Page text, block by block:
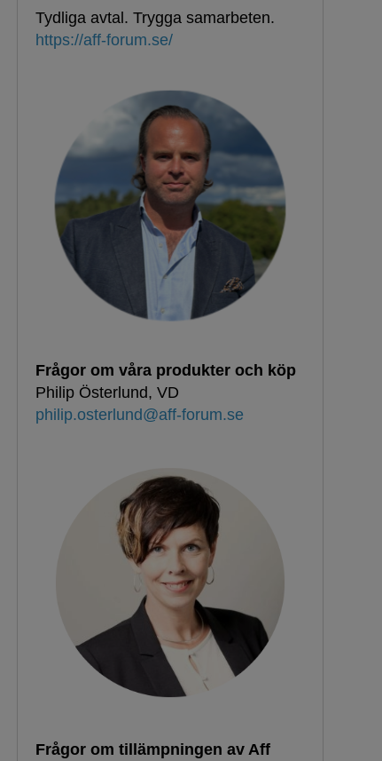
Tydliga avtal. Trygga samarbeten.
https://aff-forum.se/
Frågor om våra produkter och köp
Philip Österlund, VD
philip.osterlund@aff-forum.se
Frågor om tillämpningen av Aff